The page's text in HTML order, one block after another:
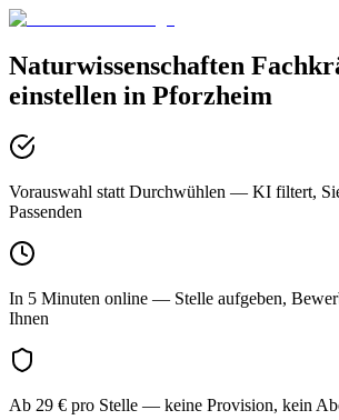
Naturwissenschaften
einstellen in Pforzheim
Vorauswahl statt Durchwühlen — KI filtert,
Passenden
In 5 Minuten online — Stelle aufgeben,
Ihnen
Ab 29 € pro Stelle — keine Provision, kein